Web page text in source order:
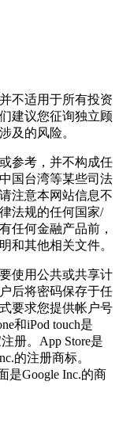
不适用于所有投资
建议您征询独立顾
及的风险。
参考，并不构成任
国台湾等某些司法
注意本网站信息不
法规的任何国家/
任何金融产品前，
和其他相关文件。
使用公共或共享计
后将密码保存于任
要求您提供帐户号
和iPod touch是
册。App Store是
的注册商标。
是Google Inc.的商